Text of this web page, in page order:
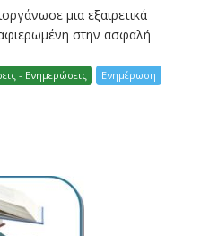
μια εξαιρετικά
στην ασφαλή
- Ενημερώσεις
Ενημέρωση